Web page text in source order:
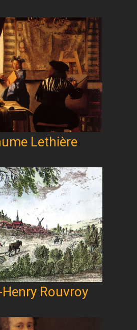
Lethière
Rouvroy